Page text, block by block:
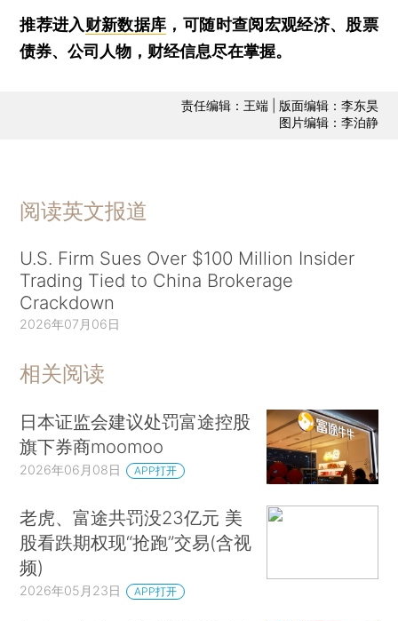
推荐进入财新数据库 ，可随时查阅宏观经济、股票
债券、公司人物，财经信息尽在掌握。
责任编辑：王端 | 版面编辑：李东昊
图片编辑：李泊静
阅读英文报道
U.S. Firm Sues Over $100 Million Insider
Trading Tied to China Brokerage
Crackdown
2026年07月06日
相关阅读
日本证监会建议处罚富途控股
旗下券商moomoo
2026年06月08日 APP打开
老虎、富途共罚没23亿元 美
股看跌期权现“抢跑”交易(含视
频)
2026年05月23日 APP打开